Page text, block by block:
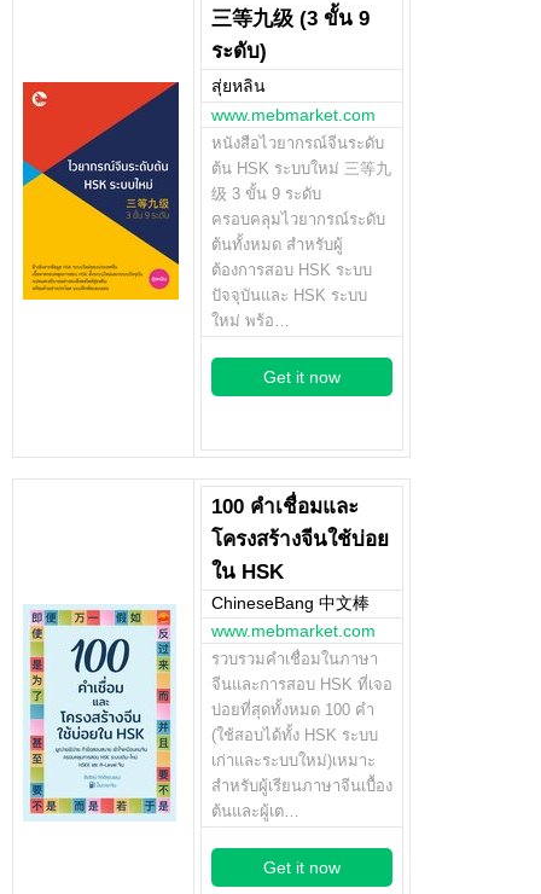
三等九级 (3 ขั้น 9
ระดับ)
สุ่ยหลิน
www.mebmarket.com
หนังสือไวยากรณ์จีนระดับ
ต้น HSK ระบบใหม่ 三等九
级 3 ขั้น 9 ระดับ
ครอบคลุมไวยากรณ์ระดับ
ต้นทั้งหมด สำหรับผู้
ต้องการสอบ HSK ระบบ
ปัจจุบันและ HSK ระบบ
ใหม่ พร้อ…
Get it now
100 คำเชื่อมและ
โครงสร้างจีนใช้บ่อย
ใน HSK
ChineseBang 中文棒
www.mebmarket.com
รวบรวมคำเชื่อมในภาษา
จีนและการสอบ HSK ที่เจอ
บ่อยที่สุดทั้งหมด 100 คำ
(ใช้สอบได้ทั้ง HSK ระบบ
เก่าและระบบใหม่)เหมาะ
สำหรับผู้เรียนภาษาจีนเบื้อง
ต้นและผู้เต…
Get it now